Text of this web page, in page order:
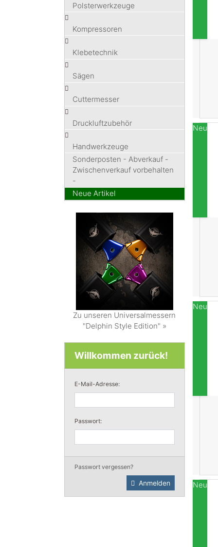
Polsterwerkzeuge
Kompressoren
Klebetechnik
Sägen
Cuttermesser
Druckluftzubehör
Handwerkzeuge
Sonderposten - Abverkauf -
Zwischenverkauf vorbehalten
-
Neue Artikel
Zu unseren Universalmessern
"Delphin Style Edition" »
Willkommen zurück!
E-Mail-Adresse:
Passwort:
Passwort vergessen?
Anmelden
Neu
Neu
Neu